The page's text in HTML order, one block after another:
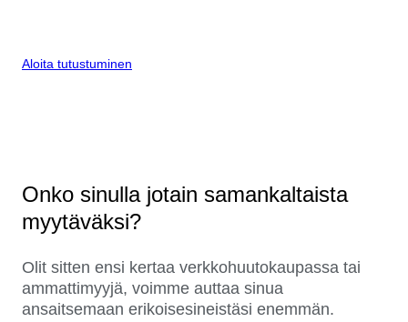
Aloita tutustuminen
Onko sinulla jotain samankaltaista
myytäväksi?
Olit sitten ensi kertaa verkkohuutokaupassa tai
ammattimyyjä, voimme auttaa sinua
ansaitsemaan erikoisesineistäsi enemmän.